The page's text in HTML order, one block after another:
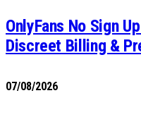
OnlyFans No Sign
Discreet Billing &
07/08/2026